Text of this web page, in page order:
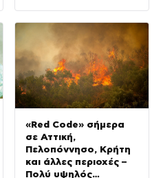
«Red Code» σήμερα
σε Αττική,
Πελοπόννησο, Κρήτη
και άλλες περιοχές –
Πολύ υψηλός